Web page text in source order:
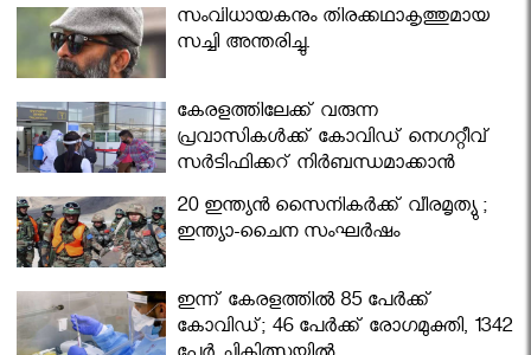
സംവിധായകനും തിരക്കഥാകൃത്തുമായ
സച്ചി അന്തരിച്ചു.
കേരളത്തിലേക്ക് വരുന്ന
പ്രവാസികള്‍ക്ക് കോവിഡ് നെഗറ്റീവ്
സര്‍ട്ടിഫിക്കറ്റ് നിർബന്ധമാക്കാൻ
മന്ത്രിസഭ
20 ഇന്ത്യൻ സൈനികർക്ക് വീരമൃത്യു ;
ഇന്ത്യാ-ചൈന സംഘർഷം
ഇന്ന് കേരളത്തിൽ 85 പേർക്ക്
കോവിഡ്; 46 പേർക്ക് രോഗമുക്തി, 1342